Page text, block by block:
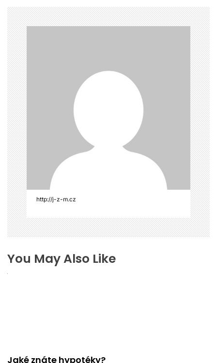
i
g
a
c
e
p
r
o
p
ř
í
s
p
ě
v
e
k http://j-z-m.cz
You May Also Like
Jaké znáte hypotéky?